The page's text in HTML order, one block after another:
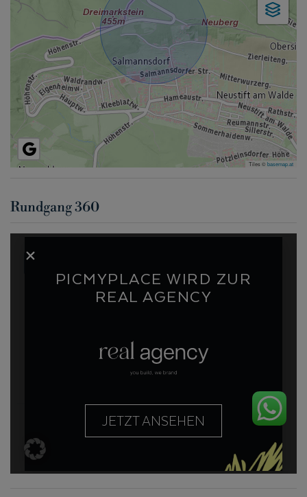
Tiles ©basemap.at
Rundgang 360